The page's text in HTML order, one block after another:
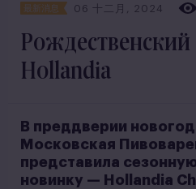
最新消息 06 十二月, 2024
Рождественский
Hollandia
В преддверии
Московская
представила
новинку — Hollandia